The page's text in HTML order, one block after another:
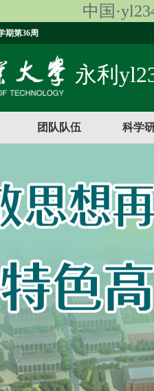
中国
期第36周
永利
团队队伍 科学